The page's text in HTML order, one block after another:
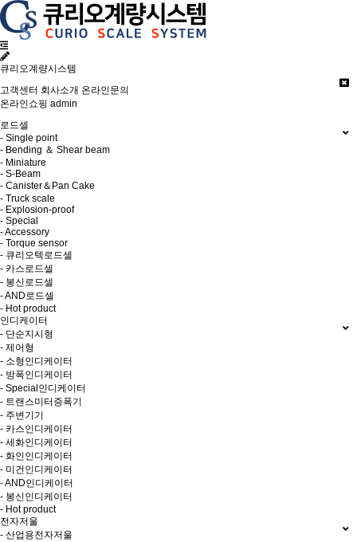
큐리오계량시스템
고객센터 회사소개 온라인문의
온라인쇼핑 admin
로드셀
- Single point
- Bending ＆ Shear beam
- Miniature
- S-Beam
- Canister＆Pan Cake
- Truck scale
- Explosion-proof
- Special
- Accessory
- Torque sensor
- 큐리오텍로드셀
- 카스로드셀
- 봉신로드셀
- AND로드셀
- Hot product
인디케이터
- 단순지시형
- 제어형
- 소형인디케이터
- 방폭인디케이터
- Special인디케이터
- 트랜스미터증폭기
- 주변기기
- 카스인디케이터
- 세화인디케이터
- 화인인디케이터
- 미건인디케이터
- AND인디케이터
- 봉신인디케이터
- Hot product
전자저울
- 산업용전자저울